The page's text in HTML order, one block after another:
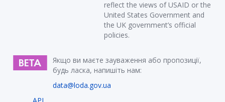
reflect the views of USAID or the
United States Government and
the UK government’s official
policies.
Якщо ви маєте зауваження або пропозиції,
будь ласка, напишіть нам:
data@loda.gov.ua